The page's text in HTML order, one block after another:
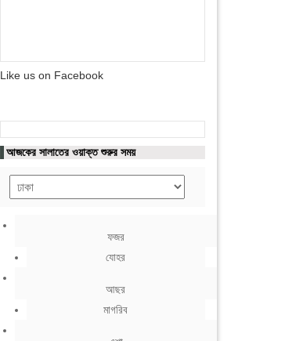
Like us on Facebook
আজকের সালাতের ওয়াক্ত শুরুর সময়
ফজর
যোহর
আছর
মাগরিব